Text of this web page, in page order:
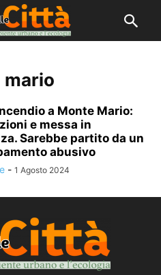
mario
a Monte Mario:
e messa in
Sarebbe partito da un
abusivo
- 1 Agosto 2024